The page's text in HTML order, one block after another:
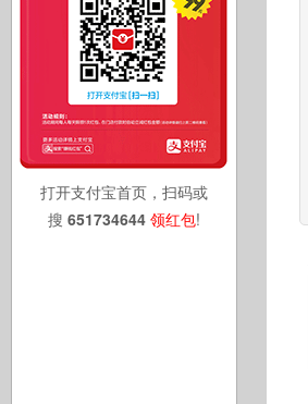
打开支付宝首页，扫码或
搜 651734644 领红包!